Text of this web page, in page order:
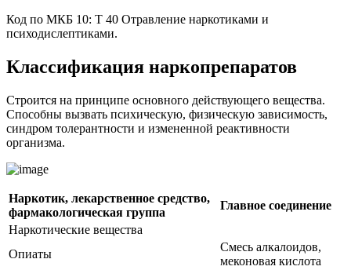
Код по МКБ 10: Т 40 Отравление наркотиками и
психодислептиками.
Классификация наркопрепаратов
Строится на принципе основного действующего вещества.
Способны вызвать психическую, физическую зависимость,
синдром толерантности и измененной реактивности
организма.
Наркотик, лекарственное средство,
фармакологическая группа
Главное соединение
Наркотические вещества
Опиаты
Смесь алкалоидов,
меконовая кислота